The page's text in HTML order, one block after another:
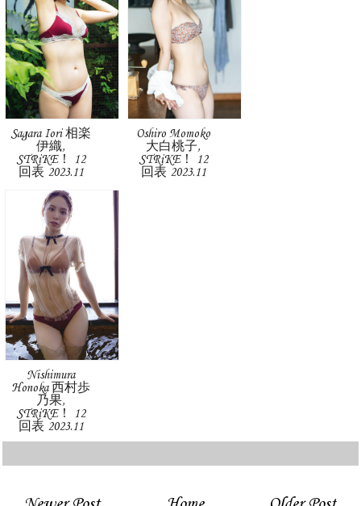
Sagara Iori 相楽
伊織,
STRiKE！ 12
回表 2023.11
Oshiro Momoko
大白桃子,
STRiKE！ 12
回表 2023.11
Nishimura
Honoka 西村歩
乃果,
STRiKE！ 12
回表 2023.11